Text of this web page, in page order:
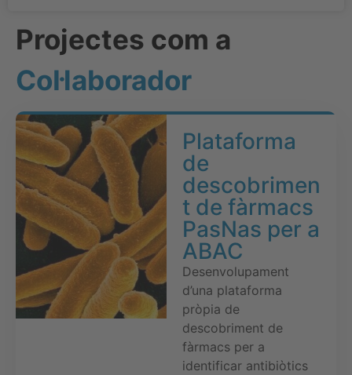
Projectes com a
Col·laborador
Plataforma
de
descobrimen
t de fàrmacs
PasNas per a
ABAC
Desenvolupament
d’una plataforma
pròpia de
descobriment de
fàrmacs per a
identificar antibiòtics